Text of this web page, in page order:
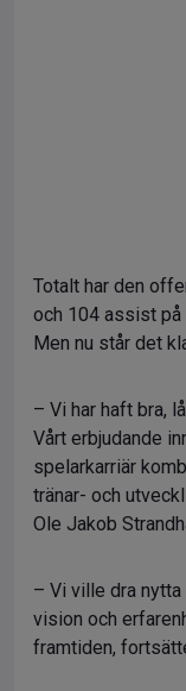
Totalt har den
och 104 assist
Men nu står det
– Vi har haft bra,
Vårt erbjudande
spelarkarriär
tränar- och
Ole Jakob
– Vi ville dra
vision och
framtiden,